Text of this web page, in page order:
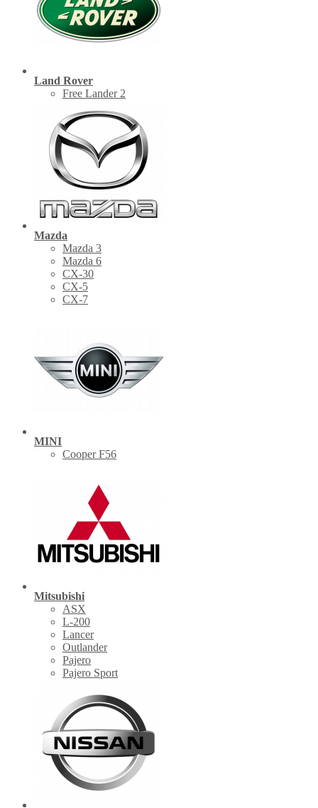
Land Rover
Free Lander 2
Mazda
Mazda 3
Mazda 6
CX-30
СХ-5
CX-7
MINI
Cooper F56
Mitsubishi
ASX
L-200
Lancer
Outlander
Pajero
Pajero Sport